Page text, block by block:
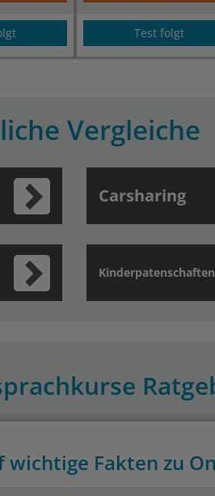
Test folgt
Vergleiche
Carsharing
wichtige Fakten zu